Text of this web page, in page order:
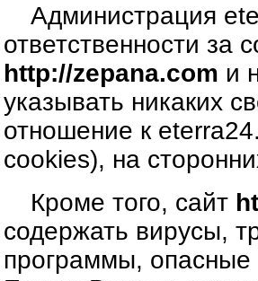
Администрация
ответственности за
http://zepana.com и
указывать никаких
отношение к
cookies), на
Кроме того, сайт
содержать вирусы,
программы,